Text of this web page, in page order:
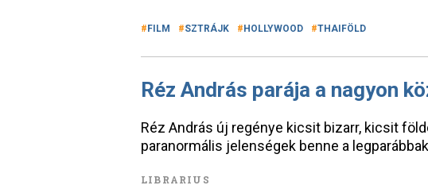
FILM SZTRÁJK HOLLYWOOD THAIFÖLD
Réz András parája a nagyon
Réz András új regénye kicsit bizarr, kicsit
paranormális jelenségek benne a
LIBRARIUS